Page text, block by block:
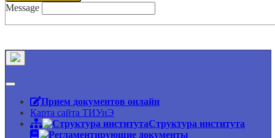
Message
Прием документов онлайн
Карта сайта ТИУиЭ
Структура института